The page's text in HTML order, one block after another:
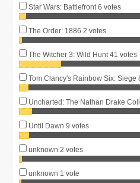
Star Wars: Battlefront 6 votes
The Order: 1886 2 votes
The Witcher 3: Wild Hunt 41 votes
Tom Clancy's Rainbow Six: Siege
Uncharted: The Nathan Drake
Until Dawn 9 votes
unknown 2 votes
unknown 1 vote